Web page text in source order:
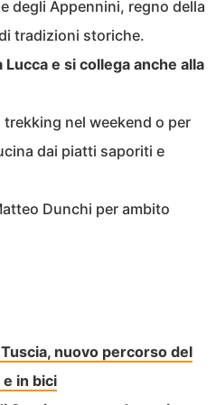
degli Appennini, regno della
tradizioni storiche.
Lucca e si collega anche alla
nel weekend o per
dai piatti saporiti e
Dunchi per ambito
nuovo percorso del
in bici